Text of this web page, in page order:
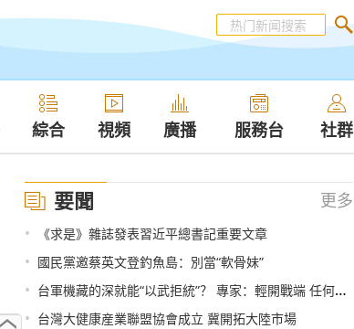
綜合 視頻 廣播 服務台 社群
要聞 更多
• 《求是》雜誌發表習近平總書記重要文章
• 國民黨邀蔡英文登釣魚島：別當“軟骨妹”
• 台軍機藏的深就能“以武拒統”？ 專家：輕開戰端 任何地方都不安全
• 台灣大健康産業聯盟協會成立 冀開拓大陸市場